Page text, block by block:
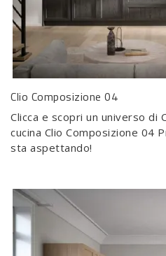
Clio Composizione 04
Clicca e scopri un universo di
cucina Clio Composizione 04
sta aspettando!